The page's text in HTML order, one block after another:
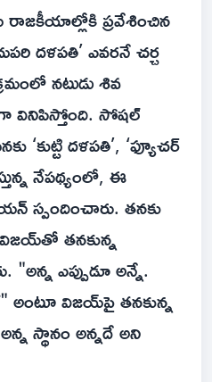
రాజకీయాల్లోకి ప్రవేశించిన
దళపతి’ ఎవరనే చర్చ
నటుడు శివ
వినిపిస్తోంది. సోషల్
దళపతి’, ‘ఫ్యూచర్
నేపథ్యంలో, ఈ
స్పందించారు. తనకు
విజయ్‌తో తనకున్న
"అన్న ఎప్పుడూ అన్నే.
అంటూ విజయ్‌పై తనకున్న
స్థానం అన్నదే అని